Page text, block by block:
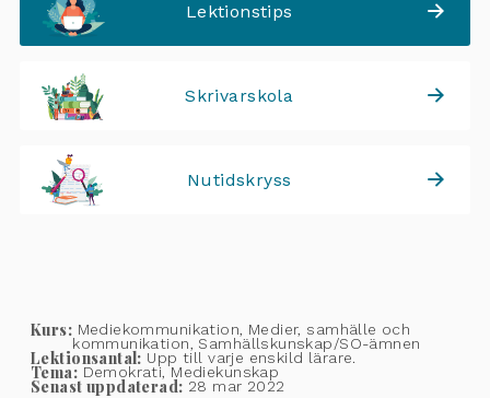
Lektionstips
Skrivarskola
Nutidskryss
Kurs: Mediekommunikation, Medier, samhälle och
kommunikation, Samhällskunskap/SO-ämnen
Lektionsantal: Upp till varje enskild lärare.
Tema: Demokrati, Mediekunskap
Senast uppdaterad: 28 mar 2022